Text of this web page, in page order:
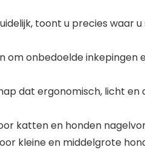
toont u precies waar
onbedoelde inkepingen
dat ergonomisch, licht
katten en honden
kleine en middelgrote